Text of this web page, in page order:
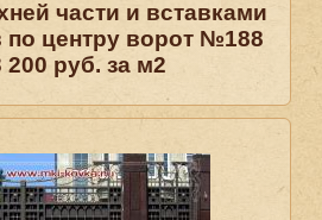
части и вставками
по центру ворот №188
200 руб. за м2